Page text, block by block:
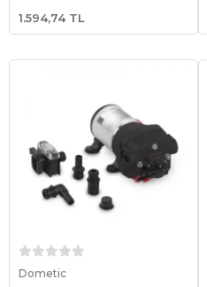
1.594,74 TL
Dometic